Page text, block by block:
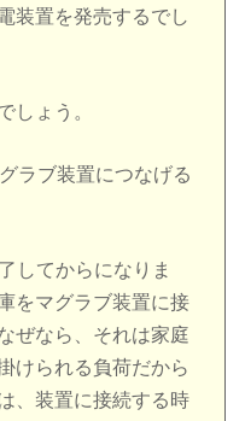
装置を発売するでし
しょう。
ラブ装置につなげる
してからになりま
をマグラブ装置に接
ぜなら、それは家庭
けられる負荷だから
、装置に接続する時